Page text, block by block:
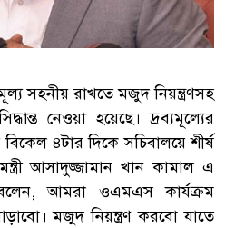
সহনীয় রাখতে মজুদ নিয়ন্ত্রণসহ
নেওয়া হয়েছে। দ্রব্যমূল্যের
৪টার দিকে সচিবালয়ে শীর্ষ
আসাদুজ্জামান খান কামাল এ
আমরা ওএমএস কার্যক্রম
মজুদ নিয়ন্ত্রণ করবো যাতে